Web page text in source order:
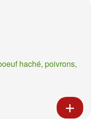
haché, poivrons,